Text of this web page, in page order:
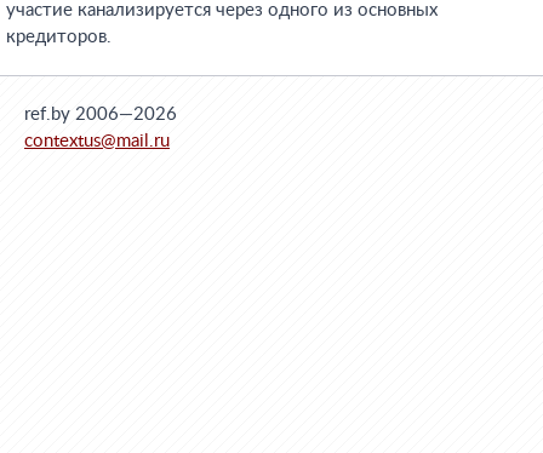
участие канализируется через одного из основных
кредиторов.
ref.by 2006—2026
contextus@mail.ru